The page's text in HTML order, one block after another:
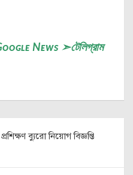
Nᴇᴡs ➣টেলিগ্রাম
ব্যুরো নিয়োগ বিজ্ঞপ্তি